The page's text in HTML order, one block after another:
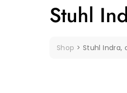
Stuhl
Shop > Stuhl Indra,